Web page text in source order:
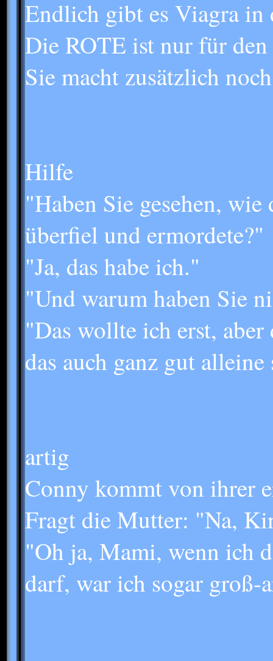
Endlich gibt es Viagra in
Die ROTE ist nur für den
Sie macht zusätzlich
Hilfe
"Haben Sie gesehen,
überfiel und ermordete?"
"Ja, das habe ich."
"Und warum haben Sie
"Das wollte ich erst, aber
das auch ganz gut
artig
Conny kommt von ihrer
Fragt die Mutter: "Na,
"Oh ja, Mami, wenn ich
darf, war ich sogar